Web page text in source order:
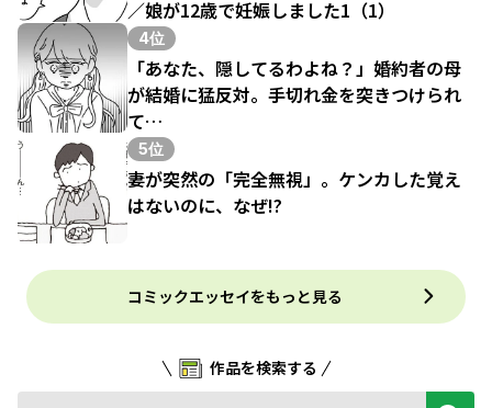
／娘が12歳で妊娠しました1（1）
4位
「あなた、隠してるわよね？」婚約者の母
が結婚に猛反対。手切れ金を突きつけられ
て…
5位
妻が突然の「完全無視」。ケンカした覚え
はないのに、なぜ!?
コミックエッセイをもっと見る
作品を検索する